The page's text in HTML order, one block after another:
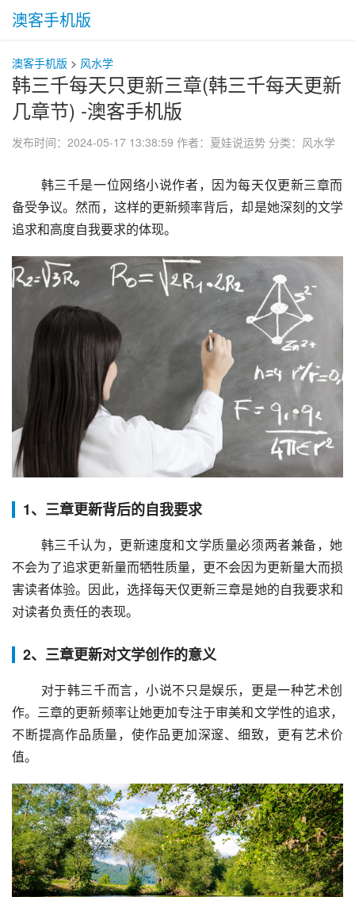
澳客手机版
澳客手机版 > 风水学
韩三千每天只更新三章(韩三千每天更新
几章节) -澳客手机版
发布时间：2024-05-17 13:38:59 作者：夏娃说运势 分类： 风水学
备受争议。然而，这样的更新频率背后，却是她深刻的文学
追求和高度自我要求的体现。
1、三章更新背后的自我要求
不会为了追求更新量而牺牲质量，更不会因为更新量大而损
害读者体验。因此，选择每天仅更新三章是她的自我要求和
对读者负责任的表现。
2、三章更新对文学创作的意义
作。三章的更新频率让她更加专注于审美和文学性的追求，
不断提高作品质量，使作品更加深邃、细致，更有艺术价
值。